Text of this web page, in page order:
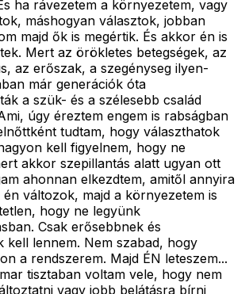
ha rávezetem a környezetem, vagy
máshogyan választok, jobban
majd ők is megértik. És akkor én is
Mert az örökletes betegségek, az
az erőszak, a szegényseg ilyen-
már generációk óta
a szük- és a szélesebb család
úgy éreztem engem is rabságban
tudtam, hogy választhatok
kell figyelnem, hogy ne
akkor szepillantás alatt ugyan ott
ahonnan elkezdtem, amitől annyira
változok, majd a környezetem is
hogy ne legyünk
Csak erősebbnek és
kell lennem. Nem szabad, hogy
a rendszerem. Majd ÉN leteszem...
tisztaban voltam vele, hogy nem
vagy jobb belátásra bírni